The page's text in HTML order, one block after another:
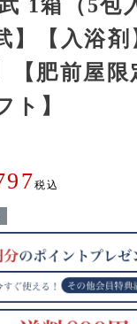
1箱（5包
】【入浴剤
【肥前屋限
ト】
税込